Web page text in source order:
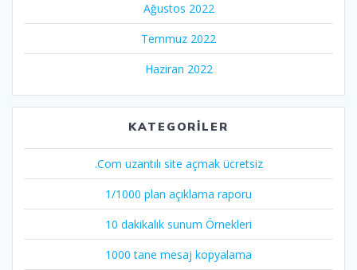
Ağustos 2022
Temmuz 2022
Haziran 2022
KATEGORILER
.Com uzantılı site açmak ücretsiz
1/1000 plan açıklama raporu
10 dakikalık sunum Örnekleri
1000 tane mesaj kopyalama